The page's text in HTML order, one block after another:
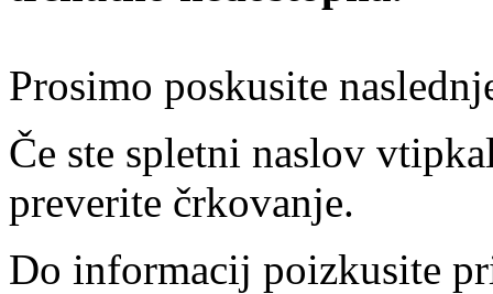
Prosimo poskusite
Če ste spletni naslov
preverite črkovanje.
Do informacij poizkusite